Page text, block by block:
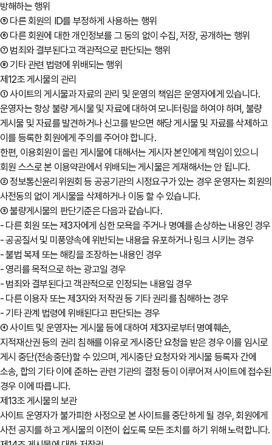
방해하는 행위
⑤ 다른 회원의 ID를 부정하게 사용하는 행위
⑥ 다른 회원에 대한 개인정보를 그 동의 없이 수집, 저장, 공개하는 행위
⑦ 범죄와 결부된다고 객관적으로 판단되는 행위
⑧ 기타 관련 법령에 위배되는 행위
제12조 게시물의 관리
① 사이트의 게시물과 자료의 관리 및 운영의 책임은 운영자에게 있습니다.
운영자는 항상 불량 게시물 및 자료에 대하여 모니터링을 하여야 하며, 불량
게시물 및 자료를 발견하거나 신고를 받으면 해당 게시물 및 자료를 삭제하고
이를 등록한 회원에게 주의를 주어야 합니다.
한편, 이용회원이 올린 게시물에 대해서는 게시자 본인에게 책임이 있으니
회원 스스로 본 이용약관에서 위배되는 게시물은 게재해서는 안 됩니다.
② 정보통신윤리위원회 등 공공기관의 시정요구가 있는 경우 운영자는 회원의
사전동의 없이 게시물을 삭제하거나 이동 할 수 있습니다.
③ 불량게시물의 판단기준은 다음과 같습니다.
- 다른 회원 또는 제3자에게 심한 모욕을 주거나 명예를 손상하는 내용인 경우
- 공공질서 및 미풍양속에 위반되는 내용을 유포하거나 링크 시키는 경우
- 불법 복제 또는 해킹을 조장하는 내용인 경우
- 영리를 목적으로 하는 광고일 경우
- 범죄와 결부된다고 객관적으로 인정되는 내용일 경우
- 다른 이용자 또는 제3자와 저작권 등 기타 권리를 침해하는 경우
- 기타 관계 법령에 위배된다고 판단되는 경우
④ 사이트 및 운영자는 게시물 등에 대하여 제3자로부터 명예훼손,
지적재산권 등의 권리 침해를 이유로 게시중단 요청을 받은 경우 이를 임시로
게시 중단(전송중단)할 수 있으며, 게시중단 요청자와 게시물 등록자 간에
소송, 합의 기타 이에 준하는 관련 기관의 결정 등이 이루어져 사이트에 접수된
경우 이에 따릅니다.
제13조 게시물의 보관
사이트 운영자가 불가피한 사정으로 본 사이트를 중단하게 될 경우, 회원에게
사전 공지를 하고 게시물의 이전이 쉽도록 모든 조치를 하기 위해 노력합니다.